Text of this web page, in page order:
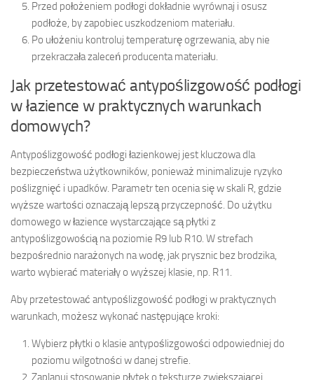
Przed położeniem podłogi dokładnie wyrównaj i osusz
podłoże, by zapobiec uszkodzeniom materiału.
Po ułożeniu kontroluj temperaturę ogrzewania, aby nie
przekraczała zaleceń producenta materiału.
Jak przetestować antypoślizgowość podłogi
w łazience w praktycznych warunkach
domowych?
Antypoślizgowość podłogi łazienkowej jest kluczowa dla
bezpieczeństwa użytkowników, ponieważ minimalizuje ryzyko
poślizgnięć i upadków. Parametr ten ocenia się w skali R, gdzie
wyższe wartości oznaczają lepszą przyczepność. Do użytku
domowego w łazience wystarczające są płytki z
antypoślizgowością na poziomie R9 lub R10. W strefach
bezpośrednio narażonych na wodę, jak prysznic bez brodzika,
warto wybierać materiały o wyższej klasie, np. R11.
Aby przetestować antypoślizgowość podłogi w praktycznych
warunkach, możesz wykonać następujące kroki:
Wybierz płytki o klasie antypoślizgowości odpowiedniej do
poziomu wilgotności w danej strefie.
Zaplanuj stosowanie płytek o teksturze zwiększającej